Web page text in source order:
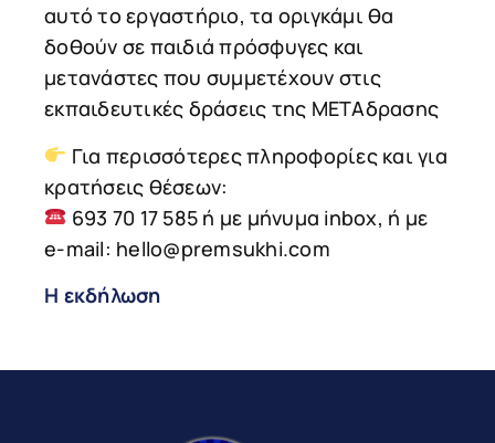
αυτό το εργαστήριο, τα οριγκάμι θα
δοθούν σε παιδιά πρόσφυγες και
μετανάστες που συμμετέχουν στις
εκπαιδευτικές δράσεις της ΜΕΤΑδρασης
Για περισσότερες πληροφορίες και για
κρατήσεις θέσεων:
693 70 17 585 ή με μήνυμα inbox, ή με
e-mail: hello@premsukhi.com
Η εκδήλωση